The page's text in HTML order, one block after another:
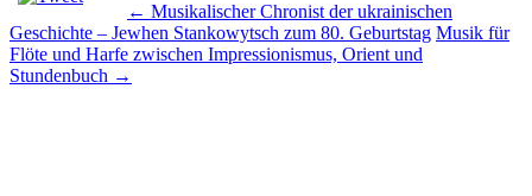
← Musikalischer Chronist der ukrainischen
Geschichte – Jewhen Stankowytsch zum 80. Geburtstag Musik für
Flöte und Harfe zwischen Impressionismus, Orient und
Stundenbuch →